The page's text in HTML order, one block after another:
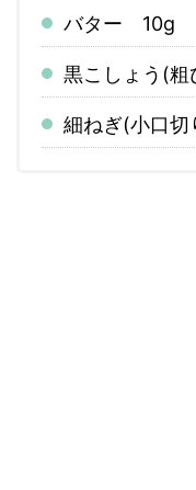
バター 10g
黒こしょう(
細ねぎ(小口